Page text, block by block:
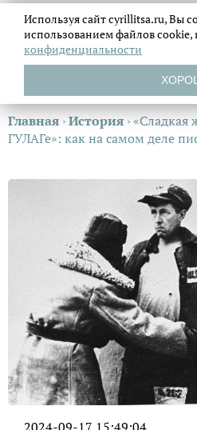
Главная ›История ›«Сладкая
ГУЛАГе»: как на самом деле
Используя сайт cyrillitsa.ru, Вы
использованием файловcookie,
конфиденциальности